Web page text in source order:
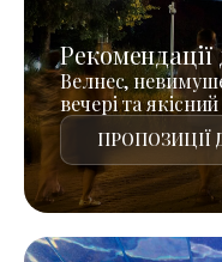
Велнес,
вечері та
ПРОПОЗИЦІЇ